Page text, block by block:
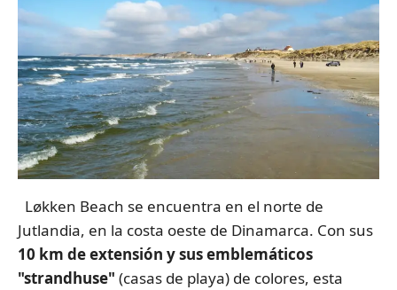
Løkken Beach se encuentra en el norte de
Jutlandia, en la costa oeste de Dinamarca. Con sus
10 km de extensión y sus emblemáticos
"strandhuse" (casas de playa) de colores, esta